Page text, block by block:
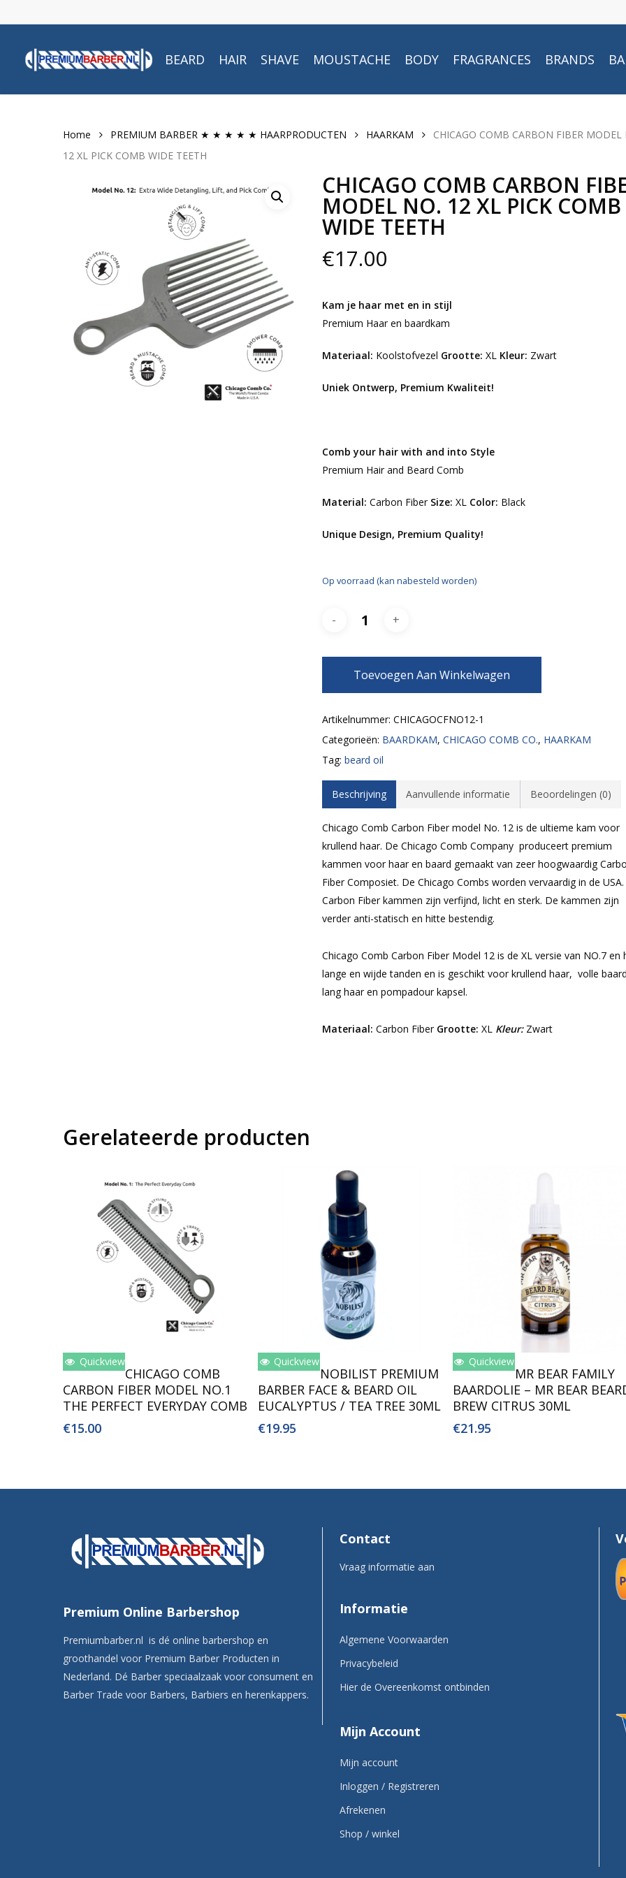
to
content
BEARD HAIR SHAVE MOUSTACHE BODY FRAGRANCES BRANDS
Home PREMIUM BARBER ★ ★ ★ ★ ★ HAARPRODUCTEN HAARKAM
CHICAGO COMB CARBON FIBER MODEL
12 XL PICK COMB WIDE TEETH
CHICAGO COMB CARBON
MODEL NO. 12 XL PICK COMB
WIDE TEETH
€17.00
Kam je haar met en in stijl
Premium Haar en baardkam
Materiaal: Koolstofvezel Grootte: XL Kleur: Zwart
Uniek Ontwerp, Premium Kwaliteit!
Comb your hair with and into Style
Premium Hair and Beard Comb
Material: Carbon Fiber Size: XL Color: Black
Unique Design, Premium Quality!
Op voorraad (kan nabesteld worden)
Toevoegen Aan Winkelwagen
Artikelnummer: CHICAGOCFNO12-1
Categorieën: BAARDKAM, CHICAGO COMB CO., HAARKAM
Tag: beard oil
Beschrijving Aanvullende informatie Beoordelingen (0)
Chicago Comb Carbon Fiber model No. 12 is de ultieme kam voor
krullend haar. De Chicago Comb Company produceert premium
kammen voor haar en baard gemaakt van zeer hoogwaardig
Fiber Composiet. De Chicago Combs worden vervaardig in de
Carbon Fiber kammen zijn verfijnd, licht en sterk. De kammen zijn
verder anti-statisch en hitte bestendig.
Chicago Comb Carbon Fiber Model 12 is de XL versie van NO.7 en
lange en wijde tanden en is geschikt voor krullend haar, volle
lang haar en pompadour kapsel.
Materiaal: Carbon Fiber Grootte: XL Kleur: Zwart
Gerelateerde producten
Toevoegen Aan Winkelwagen
Quickview
CHICAGO COMB
CARBON FIBER MODEL NO.1
THE PERFECT EVERYDAY COMB
€15.00
Toevoegen Aan Winkelwagen
Quickview
NOBILIST PREMIUM
BARBER FACE & BEARD OIL
EUCALYPTUS / TEA TREE 30ML
€19.95
Toevoegen Aan Winkelwagen
Quickview
MR BEAR FAMILY
BAARDOLIE – MR BEAR
BREW CITRUS 30ML
€21.95
Premium Online Barbershop
Premiumbarber.nl is dé online barbershop en
groothandel voor Premium Barber Producten in
Nederland. Dé Barber speciaalzaak voor consument en
Barber Trade voor Barbers, Barbiers en herenkappers.
Contact
Vraag informatie aan
Informatie
Algemene Voorwaarden
Privacybeleid
Hier de Overeenkomst ontbinden
Mijn Account
Mijn account
Inloggen / Registreren
Afrekenen
Shop / winkel